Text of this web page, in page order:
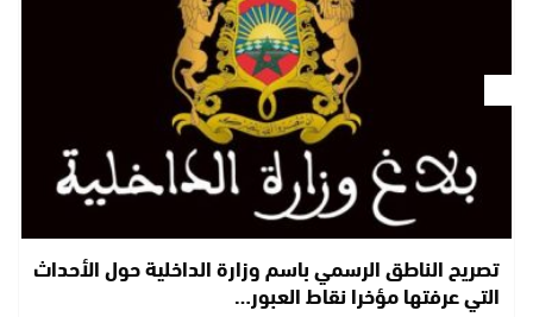
تصريح الناطق الرسمي باسم وزارة الداخلية حول الأحداث
التي عرفتها مؤخرا نقاط العبور…